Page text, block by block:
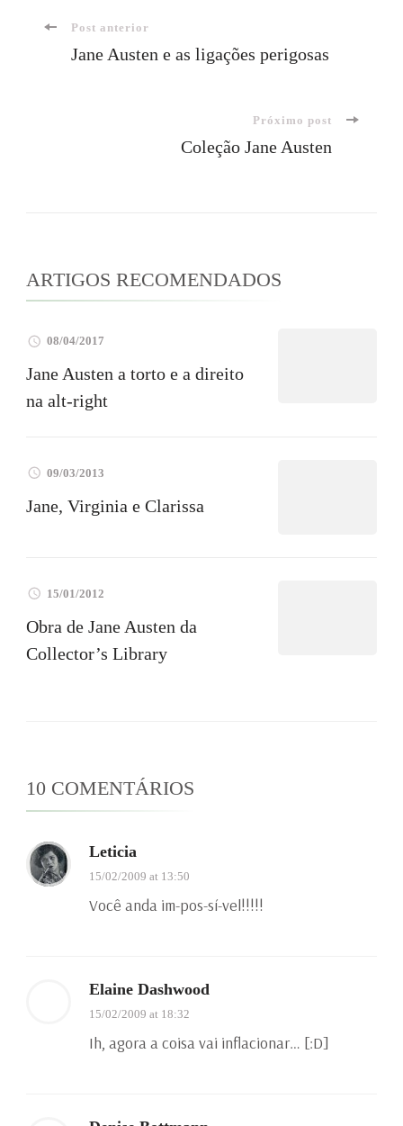
Navegação
Post anterior
Jane Austen e as ligações perigosas
Próximo post
Coleção Jane Austen
ARTIGOS RECOMENDADOS
08/04/2017
Jane Austen a torto e a direito
na alt-right
09/03/2013
Jane, Virginia e Clarissa
15/01/2012
Obra de Jane Austen da
Collector’s Library
10 COMENTÁRIOS
Leticia
15/02/2009 at 13:50
Você anda im-pos-sí-vel!!!!!
Elaine Dashwood
15/02/2009 at 18:32
Ih, agora a coisa vai inflacionar… [:D]